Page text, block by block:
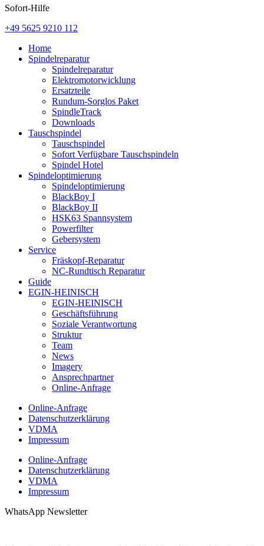
Sofort-Hilfe
+49 5625 9210 112
Home
Spindelreparatur
Spindelreparatur
Elektromotorwicklung
Ersatzteile
Rundum-Sorglos Paket
SpindleTrack
Downloads
Tauschspindel
Tauschspindel
Sofort Verfügbare Tauschspindeln
Spindel Hotel
Spindeloptimierung
Spindeloptimierung
BlackBoy I
BlackBoy II
HSK63 Spannsystem
Powerfilter
Gebersystem
Service
Fräskopf-Reparatur
NC-Rundtisch Reparatur
Guide
EGIN-HEINISCH
EGIN-HEINISCH
Geschäftsführung
Soziale Verantwortung
Struktur
Team
News
Imagery
Ansprechpartner
Online-Anfrage
Online-Anfrage
Datenschutzerklärung
VDMA
Impressum
Online-Anfrage
Datenschutzerklärung
VDMA
Impressum
WhatsApp Newsletter